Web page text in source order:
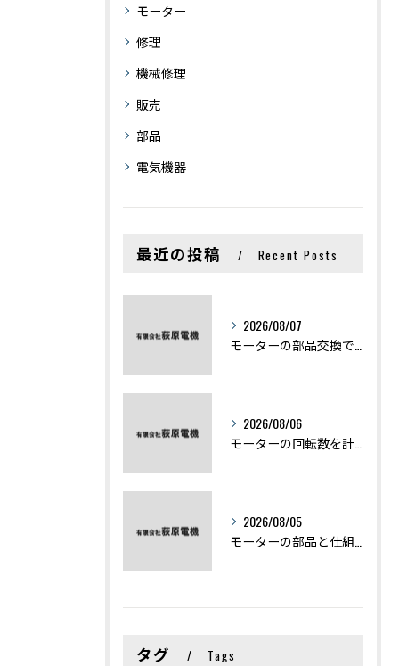
モーター
修理
機械修理
販売
部品
電気機器
最近の投稿 Recent Posts
2026/08/07
2026/08/06
2026/08/05
タグ Tags